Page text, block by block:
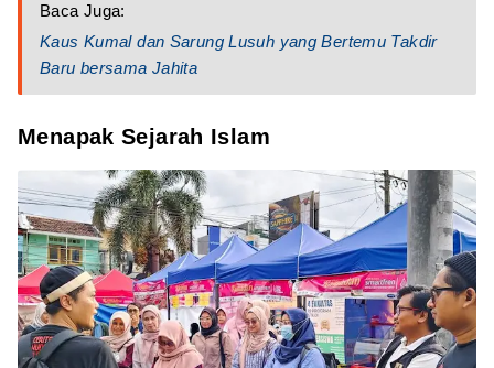
Baca Juga:
Kaus Kumal dan Sarung Lusuh yang Bertemu Takdir
Baru bersama Jahita
Menapak Sejarah Islam